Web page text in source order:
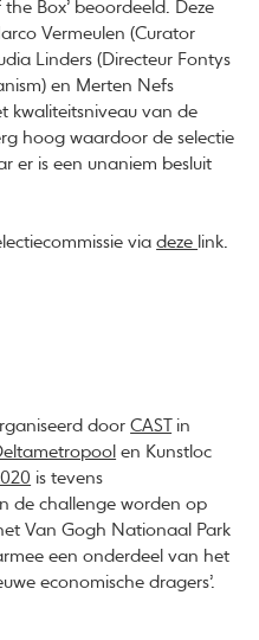
Box’ beoordeeld. Deze
Vermeulen (Curator
Linders (Directeur Fontys
en Merten Nefs
kwaliteitsniveau van de
hoog waardoor de selectie
er is een unaniem besluit
viadeze link.
doorCASTin
en Kunstloc
is tevens
de challenge worden op
Van Gogh Nationaal Park
een onderdeel van het
economische dragers’.